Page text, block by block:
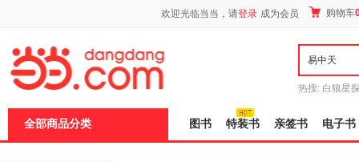
欢迎光临当当，请登录 成为会员 购物车
热搜: 白狼星
全部商品分类 图书 特装书 亲签书 电子书
页